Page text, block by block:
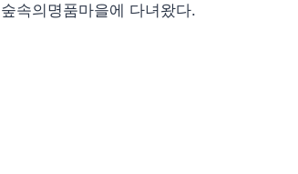
속의명품마을에 다녀왔다.